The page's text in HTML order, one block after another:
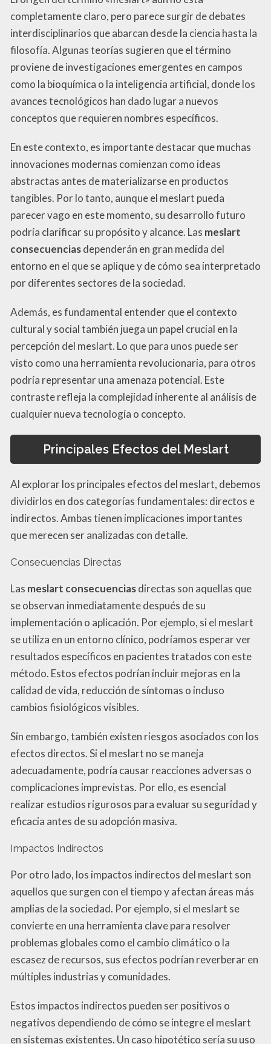
completamente claro, pero parece surgir de debates
interdisciplinarios que abarcan desde la ciencia hasta la
filosofía. Algunas teorías sugieren que el término
proviene de investigaciones emergentes en campos
como la bioquímica o la inteligencia artificial, donde los
avances tecnológicos han dado lugar a nuevos
conceptos que requieren nombres específicos.
En este contexto, es importante destacar que muchas
innovaciones modernas comienzan como ideas
abstractas antes de materializarse en productos
tangibles. Por lo tanto, aunque el meslart pueda
parecer vago en este momento, su desarrollo futuro
podría clarificar su propósito y alcance. Las meslart
consecuenciasdependerán en gran medida del
entorno en el que se aplique y de cómo sea interpretado
por diferentes sectores de la sociedad.
Además, es fundamental entender que el contexto
cultural y social también juega un papel crucial en la
percepción del meslart. Lo que para unos puede ser
visto como una herramienta revolucionaria, para otros
podría representar una amenaza potencial. Este
contraste refleja la complejidad inherente al análisis de
cualquier nueva tecnología o concepto.
Principales Efectos del Meslart
Al explorar los principales efectos del meslart, debemos
dividirlos en dos categorías fundamentales: directos e
indirectos. Ambas tienen implicaciones importantes
que merecen ser analizadas con detalle.
Consecuencias Directas
Las meslart consecuenciasdirectas son aquellas que
se observan inmediatamente después de su
implementación o aplicación. Por ejemplo, si el meslart
se utiliza en un entorno clínico, podríamos esperar ver
resultados específicos en pacientes tratados con este
método. Estos efectos podrían incluir mejoras en la
calidad de vida, reducción de síntomas o incluso
cambios fisiológicos visibles.
Sin embargo, también existen riesgos asociados con los
efectos directos. Si el meslart no se maneja
adecuadamente, podría causar reacciones adversas o
complicaciones imprevistas. Por ello, es esencial
realizar estudios rigurosos para evaluar su seguridad y
eficacia antes de su adopción masiva.
Impactos Indirectos
Por otro lado, los impactos indirectos del meslart son
aquellos que surgen con el tiempo y afectan áreas más
amplias de la sociedad. Por ejemplo, si el meslart se
convierte en una herramienta clave para resolver
problemas globales como el cambio climático o la
escasez de recursos, sus efectos podrían reverberar en
múltiples industrias y comunidades.
Estos impactos indirectos pueden ser positivos o
negativos dependiendo de cómo se integre el meslart
en sistemas existentes. Un caso hipotético sería su uso